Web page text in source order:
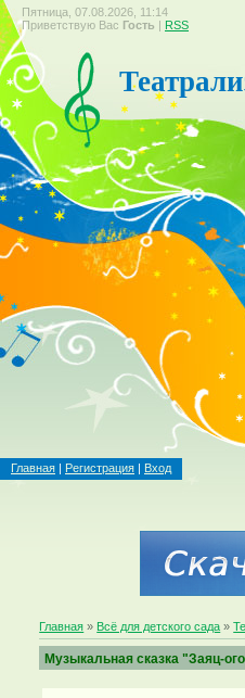
Пятница, 07.08.2026, 11:14
Приветствую Вас Гость | RSS
Главная | Регистрация | Вход
Главная » Всё для детского сада »
Музыкальная сказка "Заяц-